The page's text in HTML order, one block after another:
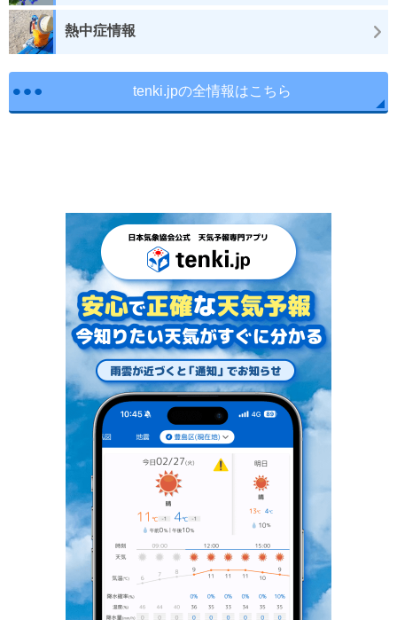
熱中症情報
tenki.jpの全情報はこちら